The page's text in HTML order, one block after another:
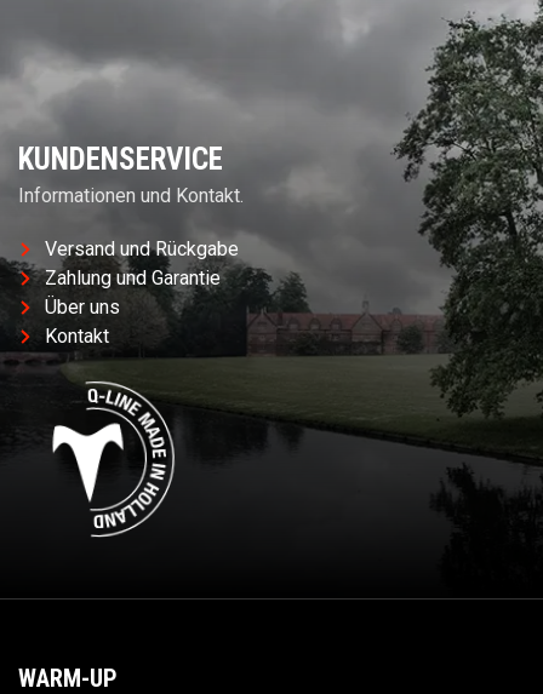
KUNDENSERVICE
Informationen und Kontakt.
Versand und Rückgabe
Zahlung und Garantie
Über uns
Kontakt
WARM-UP